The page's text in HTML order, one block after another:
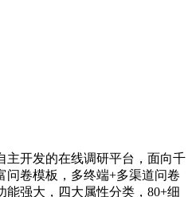
主开发的在线调研平台，面向千
问卷模板，多终端+多渠道问卷
强大，四大属性分类，80+细